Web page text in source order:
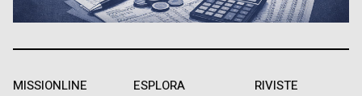
MISSIONLINE ESPLORA RIVISTE